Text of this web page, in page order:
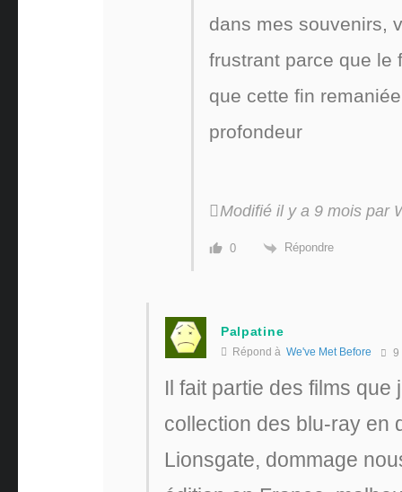
dans mes souvenirs,
frustrant parce que le
que cette fin
profondeur
Modifié il y a 9 mois par
0 Répondre
Palpatine
Répond à We've Met Before 9
Il fait partie des films
collection des blu-ray en
Lionsgate, dommage